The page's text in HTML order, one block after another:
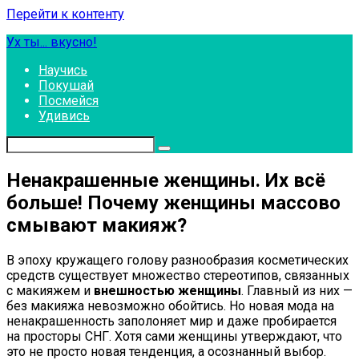
Перейти к контенту
Ух ты... вкусно!
Научись
Покушай
Посмейся
Удивись
Ненакрашенные женщины. Их всё
больше! Почему женщины массово
смывают макияж?
В эпоху кружащего голову разнообразия косметических
средств существует множество стереотипов, связанных
с макияжем и внешностью женщины. Главный из них —
без макияжа невозможно обойтись. Но новая мода на
ненакрашенность заполоняет мир и даже пробирается
на просторы СНГ. Хотя сами женщины утверждают, что
это не просто новая тенденция, а осознанный выбор.